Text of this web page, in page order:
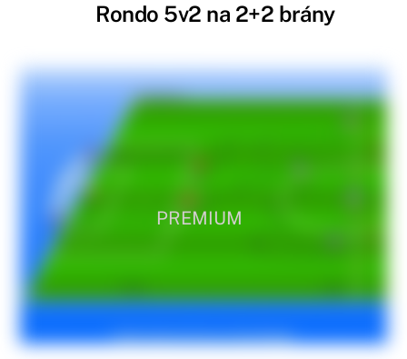
Rondo 5v2 na 2+2 brány
PREMIUM